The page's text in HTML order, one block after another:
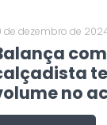
de dezembro de
no